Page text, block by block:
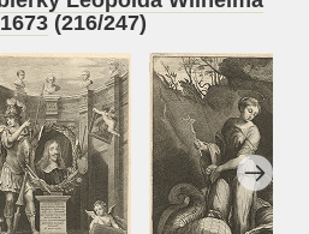
(216/247)